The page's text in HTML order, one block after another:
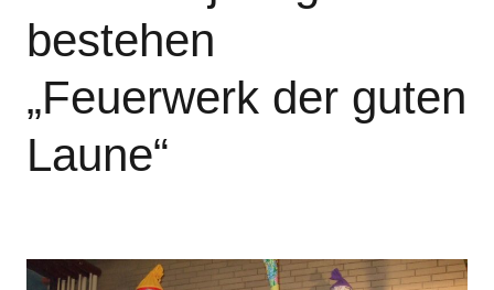
bestehen
„Feuerwerk der guten
Laune“